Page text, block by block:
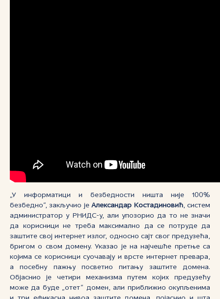
„У информатици и безбедности ништа није 100%
безбедно“, закључио јеАлександар Костадиновић, систем
администратор у РНИДС-у, али упозорио да то не значи
да корисници не треба максимално да се потруде да
заштите свој интернет излог, односно сајт свог предузећа,
бригом о свом домену. Указао је на најчешће претње са
којима се корисници суочавају и врсте интернет превара,
а посебну пажњу посветио питању заштите домена.
Објаснио је четири механизма путем којих предузећу
може да буде „отет“ домен, али приближио окупљенима